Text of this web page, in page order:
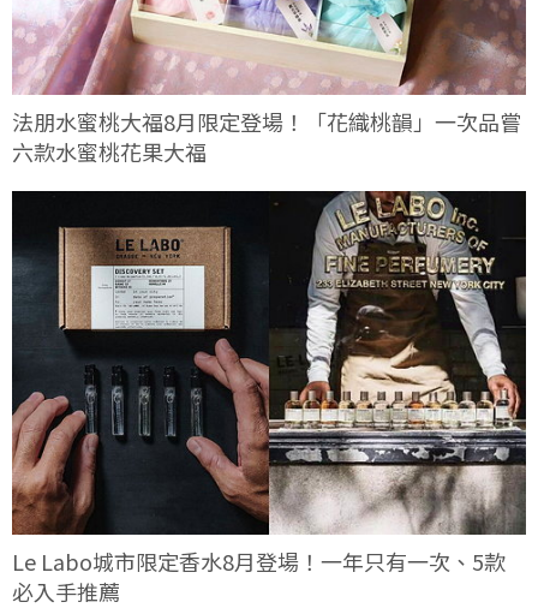
法朋水蜜桃大福8月限定登場！「花織桃韻」一次品嘗
六款水蜜桃花果大福
Le Labo城市限定香水8月登場！一年只有一次、5款
必入手推薦